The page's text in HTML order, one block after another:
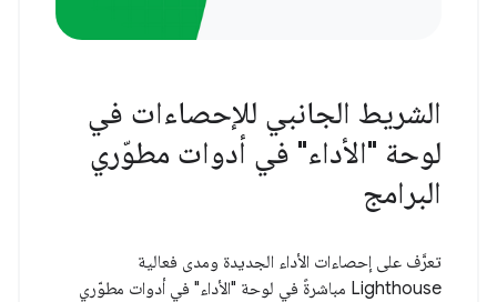
الشريط الجانبي للإحصاءات في
لوحة "الأداء" في أدوات مطوّري
البرامج
تعرَّف على إحصاءات الأداء الجديدة ومدى فعالية
Lighthouse مباشرةً في لوحة "الأداء" في أدوات مطوّري